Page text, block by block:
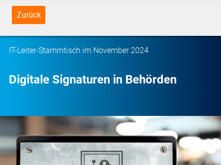
Zurück
IT-Leiter-Stammtisch im November 2024
Digitale Signaturen in Behörden